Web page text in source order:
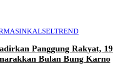
KALSELTREND
Panggung Rakyat, 19
Bulan Bung Karno